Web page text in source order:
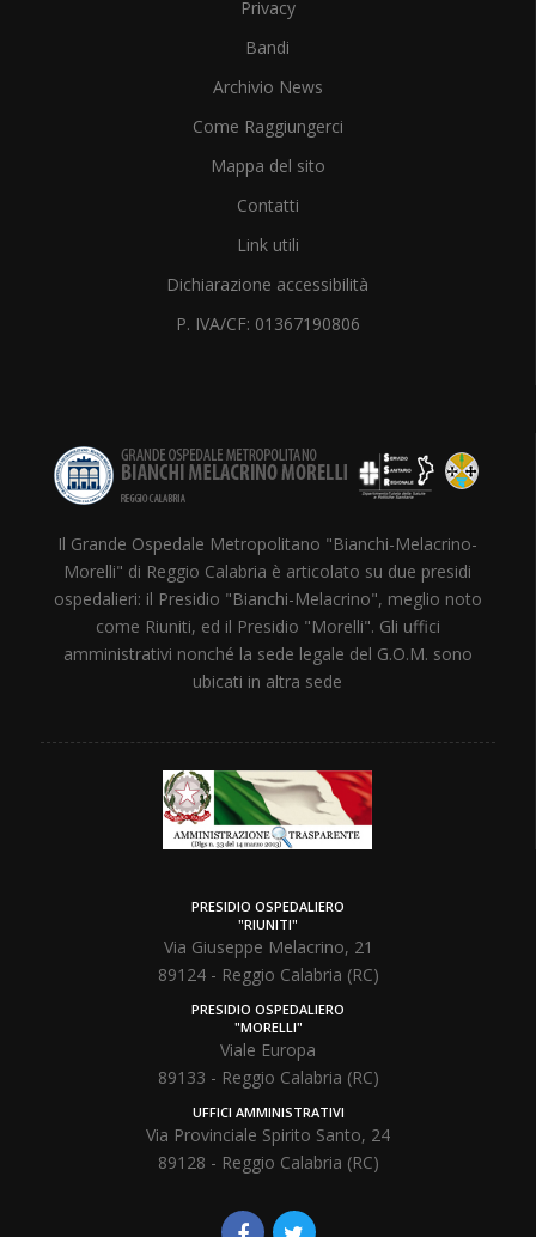
Privacy
Bandi
Archivio News
Come Raggiungerci
Mappa del sito
Contatti
Link utili
Dichiarazione accessibilità
P. IVA/CF: 01367190806
Il Grande Ospedale Metropolitano "Bianchi-Melacrino-
Morelli" di Reggio Calabria è articolato su due presidi
ospedalieri: il Presidio "Bianchi-Melacrino", meglio noto
come Riuniti, ed il Presidio "Morelli". Gli uffici
amministrativi nonché la sede legale del G.O.M. sono
ubicati in altra sede
PRESIDIO OSPEDALIERO
"RIUNITI"
Via Giuseppe Melacrino, 21
89124 - Reggio Calabria (RC)
PRESIDIO OSPEDALIERO
"MORELLI"
Viale Europa
89133 - Reggio Calabria (RC)
UFFICI AMMINISTRATIVI
Via Provinciale Spirito Santo, 24
89128 - Reggio Calabria (RC)